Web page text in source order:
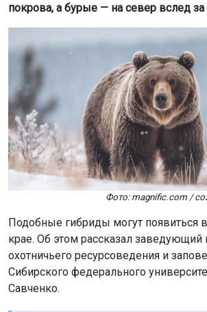
покрова, а бурые — на север вслед
Фото: magnific.com /
Подобные гибриды могут появиться
крае. Об этом рассказал
охотничьего ресурсоведения и
Сибирского федерального
Савченко.